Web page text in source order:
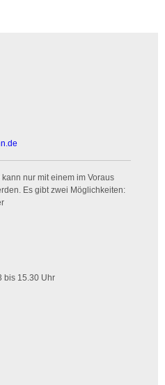
nur mit einem im Voraus
Es gibt zwei Möglichkeiten:
bis 15.30 Uhr